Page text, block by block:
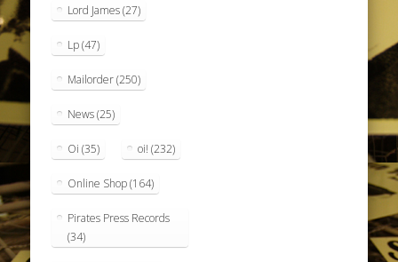
Lord James(27)
Lp(47)
Mailorder(250)
News(25)
Oi (35) oi! (232)
Online Shop(164)
Pirates Press Records
(34)